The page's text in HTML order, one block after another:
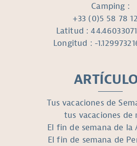
Camping :
+33 (0)5 58 78
Latitud :
Longitud : -
Tus vacaciones de
tus vacaciones de
El fin de semana de la
El fin de semana de